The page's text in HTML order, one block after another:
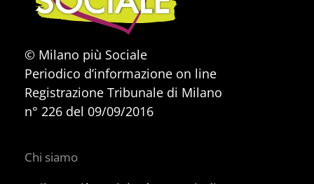
© Milano più Sociale
Periodico d’informazione on line
Registrazione Tribunale di Milano
n° 226 del 09/09/2016
Chi siamo